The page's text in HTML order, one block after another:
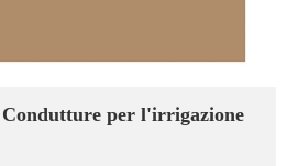
per l'irrigazione